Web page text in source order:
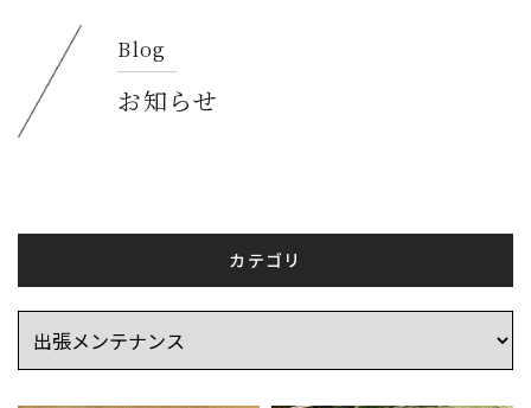
Blog
お知らせ​​​​​​​
カテゴリ